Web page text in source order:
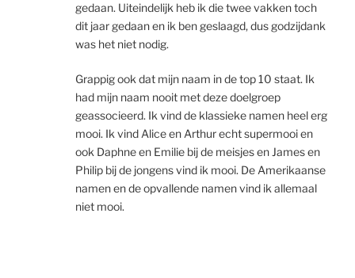
gedaan. Uiteindelijk heb ik die twee vakken toch
dit jaar gedaan en ik ben geslaagd, dus godzijdank
was het niet nodig.
Grappig ook dat mijn naam in de top 10 staat. Ik
had mijn naam nooit met deze doelgroep
geassocieerd. Ik vind de klassieke namen heel erg
mooi. Ik vind Alice en Arthur echt supermooi en
ook Daphne en Emilie bij de meisjes en James en
Philip bij de jongens vind ik mooi. De Amerikaanse
namen en de opvallende namen vind ik allemaal
niet mooi.